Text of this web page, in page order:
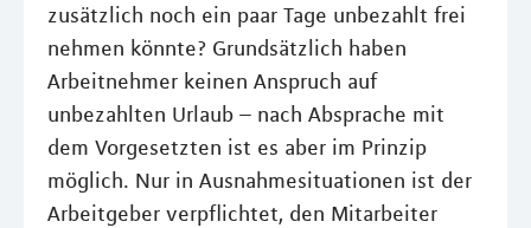
zusätzlich noch ein paar Tage unbezahlt frei
nehmen könnte? Grundsätzlich haben
Arbeitnehmer keinen Anspruch auf
unbezahlten Urlaub – nach Absprache mit
dem Vorgesetzten ist es aber im Prinzip
möglich. Nur in Ausnahmesituationen ist der
Arbeitgeber verpflichtet, den Mitarbeiter